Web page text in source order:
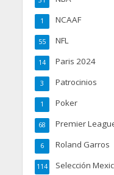
NCAAF
1
NFL
55
Paris 2024
14
Patrocinios
3
Poker
1
Premier
68
Roland Garros
6
Selección
114